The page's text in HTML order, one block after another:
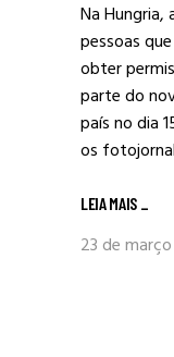
Na
pessoas
obter
parte do
país no dia
os
LEIA MAIS _
23 de